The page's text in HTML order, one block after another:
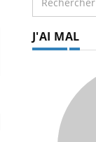
J'AI MAL